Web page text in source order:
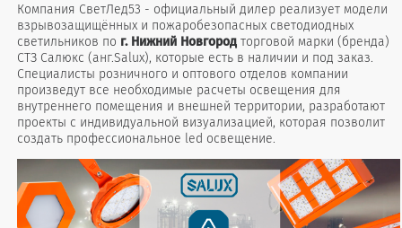
Компания СветЛед53 - официальный дилер реализует модели
взрывозащищённых и пожаробезопасных светодиодных
светильников по г. Нижний Новгородторговой марки (бренда)
СТЗ Салюкс (анг.Salux), которые есть в наличии и под заказ.
Специалисты розничного и оптового отделов компании
произведут все необходимые расчеты освещения для
внутреннего помещения и внешней территории, разработают
проекты с индивидуальной визуализацией, которая позволит
создать профессиональное led освещение.